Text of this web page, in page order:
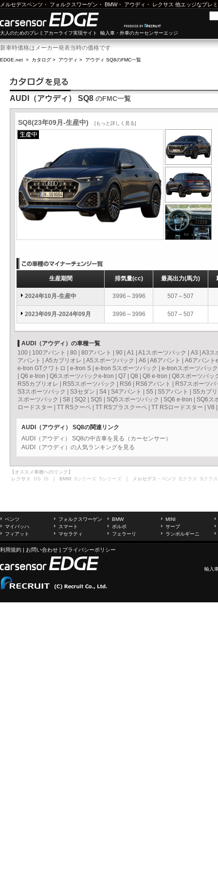
メルセデスベンツ ・ フォルクスワーゲン ・ BMW・ アウディ ・ レクサス 他エッジなプレ
大人のためのプレミアカーライフ実現サイト 輸入車・外車のカーセンサーエッジ
新車時価格はメーカー発表当時の価格です
EDGE.net > カタログ > アウディ > アウディ SQ8のFMC一覧
AUDI（アウディ） SQ8 のFMC一覧
SQ8(23年09月-生産中) [もっと詳しく見る]
生産期間 排気量(cc) 最高出力(馬力)
2024年10月-生産中 3996～3996 507～507
2023年09月-2024年09月 3996～3996 507～507
AUDI（アウディ）の車種一覧
100
100アバント 80 80アバント 90 A1 A1スポーツバック A3
A3ス
アバント
A5カブリオレ A5スポーツバック A6 A6アバント
A6アバント
e-tron GTクワトロ
e-tron S e-tron Sスポーツバック
e-tronスポーツバック
Q6 e-tron Q6スポーツバックe-tron Q7 Q8 Q8 e-tron
Q8スポーツバッ
RS5カブリオレ
RS5スポーツバック RS6 RS6アバント
RS7スポーツバ
S3スポーツバック
S3セダン S4 S4アバント S5 S5アバント
S5カブ
スポーツバック
S8 SQ2 SQ5 SQ5スポーツバック SQ6 e-tron
SQ6ス
ロードスター
TT RSクーペ TT RSプラスクーペ TT RSロードスター V8
AUDI（アウディ） SQ8の関連リンク
AUDI（アウディ） SQ8の中古車を見る（カーセンサー）
AUDI（アウディ）の人気ランキングを見る
【オススメ車種へのリンク】
レクサス GS IS ｜ BMW 3シリーズ 5シリーズ ｜ メルセデス・ベンツ Eクラス Sクラス
ベンツ フォルクスワーゲン BMW
MINI
マイバッハ
スマート ボルボ
サーブ
フィアット
マセラティ フェラーリ ランボルギーニ
利用規約 | お問い合わせ | プライバシーポリシー
輸入